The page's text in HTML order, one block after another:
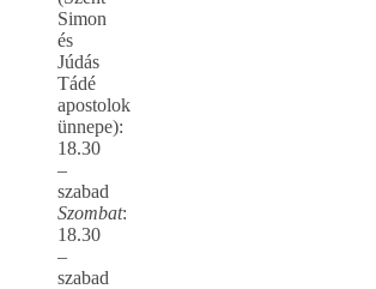
Simon
és
Júdás
Tádé
apostolok
ünnepe):
18.30
–
szabad
Szombat:
18.30
–
szabad